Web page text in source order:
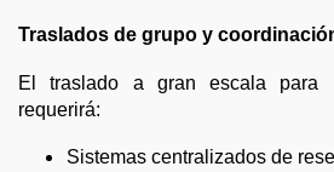
Traslados de grupo y
El traslado a gran escala para
requerirá:
Sistemas centralizados de